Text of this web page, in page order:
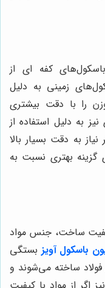
کفه ای از
زمینی به دلیل
را با دقت بیشتری
به دلیل استفاده از
به دقت بسیار بالا
گزینه بهتری نسبت به
ساخت، جنس مواد
باسکول آویز بستگی
ساخته می‌شوند و